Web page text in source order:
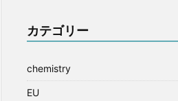
カテゴリー
chemistry
EU